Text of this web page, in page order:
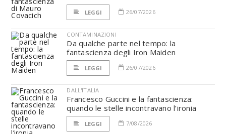
LEGGI 26/07/2026
CONTAMINAZIONI
Da qualche parte nel tempo: la
fantascienza degli Iron Maiden
LEGGI 26/07/2026
DALL'ITALIA
Francesco Guccini e la fantascienza:
quando le stelle incontravano l’ironia
LEGGI 7/08/2026